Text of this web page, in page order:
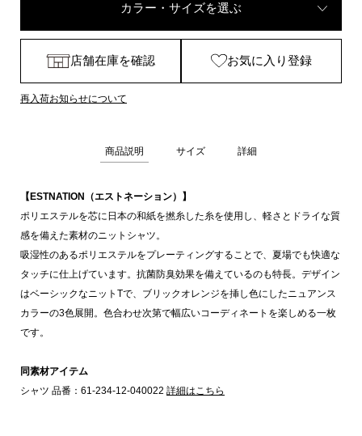
カラー・サイズを選ぶ
店舗在庫を確認 お気に入り登録
再入荷お知らせについて
商品説明 サイズ 詳細
【ESTNATION（エストネーション）】
ポリエステルを芯に日本の和紙を撚糸した糸を使用し、軽さとドライな質
感を備えた素材のニットシャツ。
吸湿性のあるポリエステルをプレーティングすることで、夏場でも快適な
タッチに仕上げています。抗菌防臭効果を備えているのも特長。デザイン
はベーシックなニットTで、ブリックオレンジを挿し色にしたニュアンス
カラーの3色展開。色合わせ次第で幅広いコーディネートを楽しめる一枚
です。
同素材アイテム
シャツ 品番：61-234-12-040022 詳細はこちら